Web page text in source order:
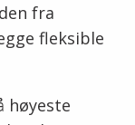
fra
fleksible
høyeste